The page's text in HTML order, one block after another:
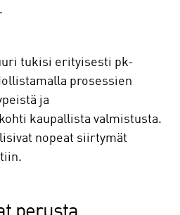
tukisi erityisesti pk-
prosessien
ja
kaupallista valmistusta.
nopeat siirtymät